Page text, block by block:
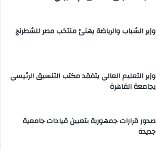
وزير الشباب والرياضة يهنئ منتخب مصر للشطرنج
وزير التعليم العالي يتفقد مكتب التنسيق الرئيسي
بجامعة القاهرة
صدور قرارات جمهورية بتعيين قيادات جامعية
جديدة